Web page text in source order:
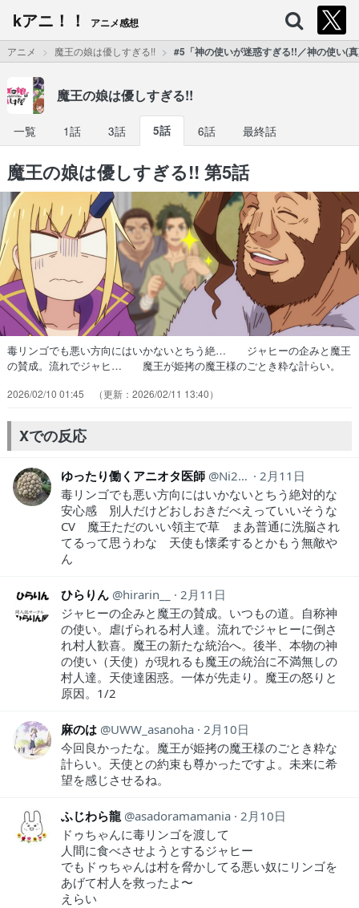
kアニ！！ アニメ感想
アニメ 魔王の娘は優しすぎる!! #5「神の使いが迷惑すぎる!!／神の使い(
魔王の娘は優しすぎる!!
一覧 1話 3話 5話 6話 最終話
魔王の娘は優しすぎる!! 第5話
毒リンゴでも悪い方向にはいかないとちう絶… ジャヒーの企みと魔王
の賛成。流れでジャヒ… 魔王が姫拷の魔王様のごとき粋な計らい。
～⋆˖୨୧---… 終了するつもりだったけど流れで見てしまっ… やって
ず”光”すぎてめっち… ドゥちゃんの毒リンゴ作戦が予想外の方向
に… 「神の使いが迷惑すぎる!!」「神の使い（…
2026/02/10 01:45 2026/02/11 13:40
Xでの反応
ゆったり働くアニオタ医師 Ni2Ut
2月11日
毒リンゴでも悪い方向にはいかないとちう絶対的な
安心感 別人だけどおしおきだべえっていいそうな
CV 魔王ただのいい領主で草 まあ普通に洗脳され
てるって思うわな 天使も懐柔するとかもう無敵や
ん
ひらりん hirarin__
2月11日
ジャヒーの企みと魔王の賛成。いつもの道。自称神
の使い。虐げられる村人達。流れでジャヒーに倒さ
れ村人歓喜。魔王の新たな統治へ。後半、本物の神
の使い（天使）が現れるも魔王の統治に不満無しの
村人達。天使達困惑。一体が先走り。魔王の怒りと
原因。1/2
麻のは UWW_asanoha 2月10日
今回良かったな。魔王が姫拷の魔王様のごとき粋な
計らい。天使との約束も尊かったですよ。未来に希
望を感じさせるね。
ふじわら龍 asadoramamania 2月10日
ドゥちゃんに毒リンゴを渡して
人間に食べさせようとするジャヒー
でもドゥちゃんは村を脅かしてる悪い奴にリンゴを
あげて村人を救ったよ〜
えらい